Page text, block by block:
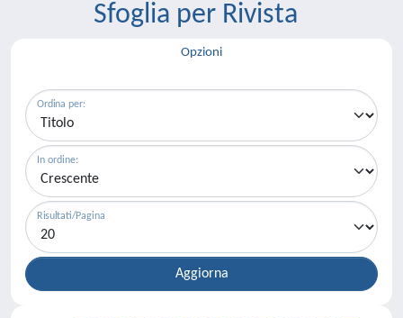
Sfoglia per Rivista
Opzioni
Ordina per:
In ordine:
Risultati/Pagina